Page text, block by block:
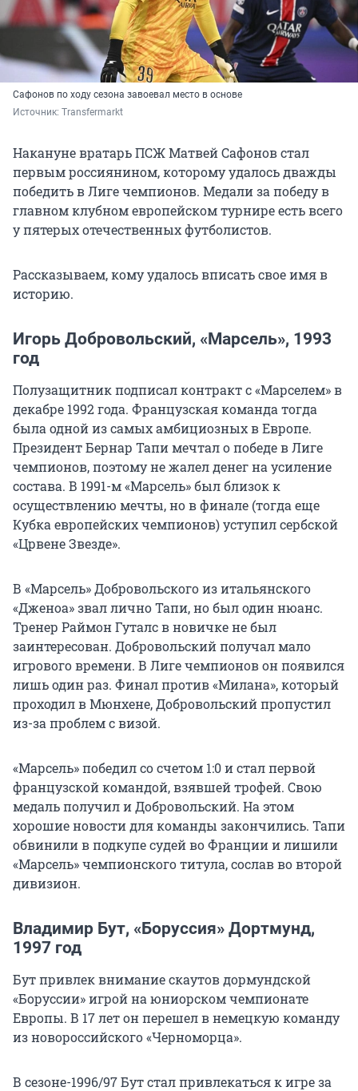
Сафонов по ходу сезона завоевал место в основе
Источник: Transfermarkt
Накануне вратарь ПСЖ Матвей Сафонов стал
первым россиянином, которому удалось дважды
победить в Лиге чемпионов. Медали за победу в
главном клубном европейском турнире есть всего
у пятерых отечественных футболистов.
Рассказываем, кому удалось вписать свое имя в
историю.
Игорь Добровольский, «Марсель», 1993
год
Полузащитник подписал контракт с «Марселем» в
декабре 1992 года. Французская команда тогда
была одной из самых амбициозных в Европе.
Президент Бернар Тапи мечтал о победе в Лиге
чемпионов, поэтому не жалел денег на усиление
состава. В 1991-м «Марсель» был близок к
осуществлению мечты, но в финале (тогда еще
Кубка европейских чемпионов) уступил сербской
«Црвене Звезде».
В «Марсель» Добровольского из итальянского
«Дженоа» звал лично Тапи, но был один нюанс.
Тренер Раймон Гуталс в новичке не был
заинтересован. Добровольский получал мало
игрового времени. В Лиге чемпионов он появился
лишь один раз. Финал против «Милана», который
проходил в Мюнхене, Добровольский пропустил
из-за проблем с визой.
«Марсель» победил со счетом 1:0 и стал первой
французской командой, взявшей трофей. Свою
медаль получил и Добровольский. На этом
хорошие новости для команды закончились. Тапи
обвинили в подкупе судей во Франции и лишили
«Марсель» чемпионского титула, сослав во второй
дивизион.
Владимир Бут, «Боруссия» Дортмунд,
1997 год
Бут привлек внимание скаутов дормундской
«Боруссии» игрой на юниорском чемпионате
Европы. В 17 лет он перешел в немецкую команду
из новороссийского «Черноморца».
В сезоне-1996/97 Бут стал привлекаться к игре за